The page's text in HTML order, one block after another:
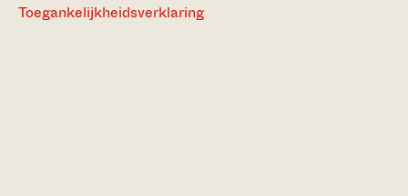
Toegankelijkheidsverklaring